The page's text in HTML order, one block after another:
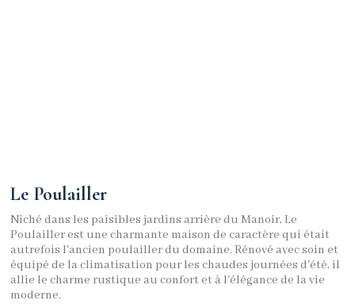
Le Poulailler
Niché dans les paisibles jardins arrière du Manoir, Le
Poulailler est une charmante maison de caractère qui était
autrefois l'ancien poulailler du domaine. Rénové avec soin et
équipé de la climatisation pour les chaudes journées d'été, il
allie le charme rustique au confort et à l'élégance de la vie
moderne.